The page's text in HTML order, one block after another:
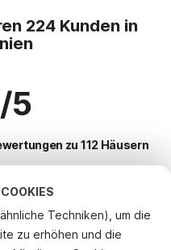
Techniken), um die
zu erhöhen und die
224 Kunden in
5
zu 112 Häusern
Urlaub
in Katalonien